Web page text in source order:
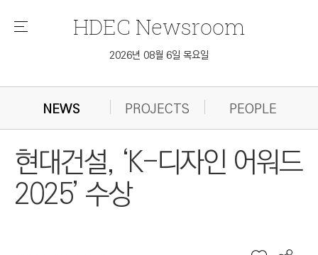
메
HDEC Newsroom
2026년 08월 6일 목요일
NEWS PROJECTS PEOPLE
현대건설, ‘K-디자인 어워드
2025’ 수상